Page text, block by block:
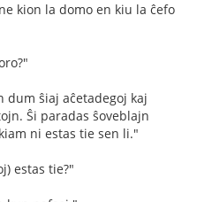
kion la domo en kiu la ĉefo
dum ŝiaj aĉetadegoj kaj
Ŝi paradas ŝoveblajn
ni estas tie sen li."
estas tie?"